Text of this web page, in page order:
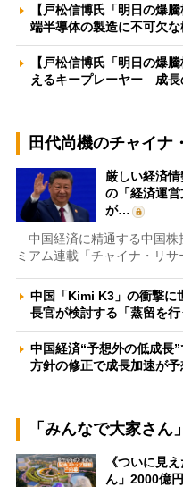
【戸松信博氏「明日の爆
端半導体の製造に不可欠
【戸松信博氏「明日の爆
えるキープレーヤー 成
田代尚機のチャイナ
厳しい経済
の「経済運
が…
中国経済に精通する中国株
ミアム連載「チャイナ・リサ
中国「Kimi K3」の衝撃
長官が検討する「蒸留を
中国経済“予想外の低成
方針の修正で成長加速が
「みんなで大家さ
《ついに見
ん」2000億